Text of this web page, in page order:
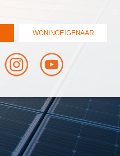
WONINGEIGENAAR